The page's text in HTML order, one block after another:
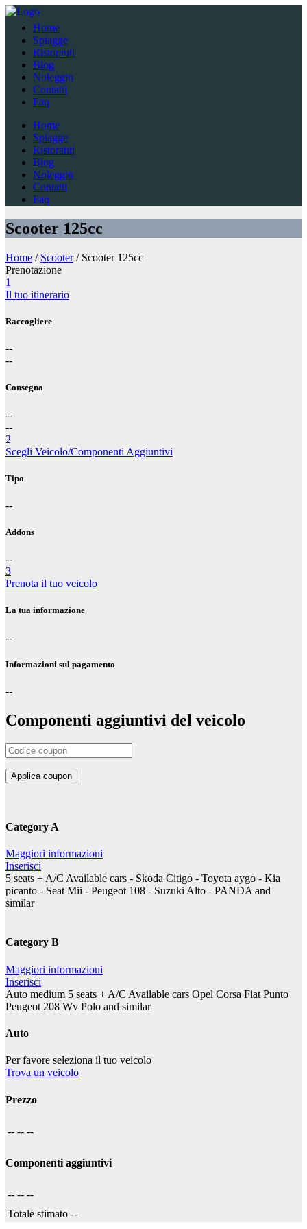
Home
Spiagge
Ristoranti
Blog
Noleggio
Contatti
Faq
Home
Spiagge
Ristoranti
Blog
Noleggio
Contatti
Faq
Scooter 125cc
Home / Scooter/ Scooter 125cc
Prenotazione
1
Il tuo itinerario
Raccogliere
--
--
Consegna
--
--
2
Scegli Veicolo/Componenti Aggiuntivi
Tipo
--
Addons
--
3
Prenota il tuo veicolo
La tua informazione
--
Informazioni sul pagamento
--
Componenti aggiuntivi del veicolo
Category A
Maggiori informazioni
Inserisci
5 seats + A/C Available cars - Skoda Citigo - Toyota aygo - Kia
picanto - Seat Mii - Peugeot 108 - Suzuki Alto - PANDA and
similar
Category B
Maggiori informazioni
Inserisci
Auto medium 5 seats + A/C Available cars Opel Corsa Fiat Punto
Peugeot 208 Wv Polo and similar
Auto
Per favore seleziona il tuo veicolo
Trova un veicolo
Prezzo
-- -- --
Componenti aggiuntivi
-- -- --
Totale stimato --